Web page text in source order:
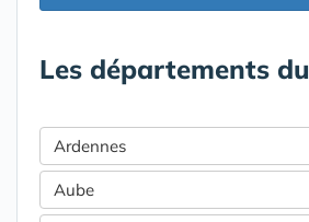
Les départements du
Ardennes
Aube